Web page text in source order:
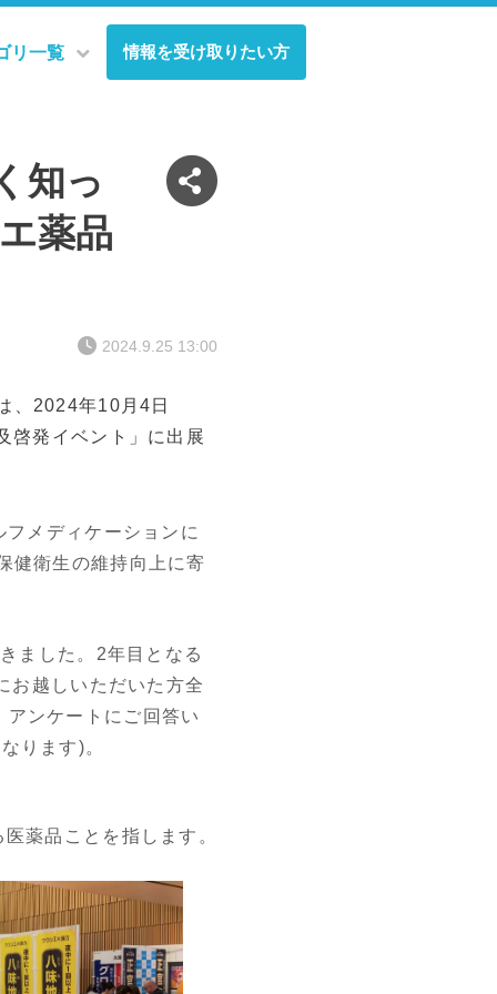
リ一覧 情報を受け取りたい方
知っ
薬品
2024.9.25 13:00
、2024年10月4日
啓発イベント」に出展
メディケーションに
健衛生の維持向上に寄
ました。2年目となる
お越しいただいた方全
ンケートにご回答い
ります)。
薬品ことを指します。